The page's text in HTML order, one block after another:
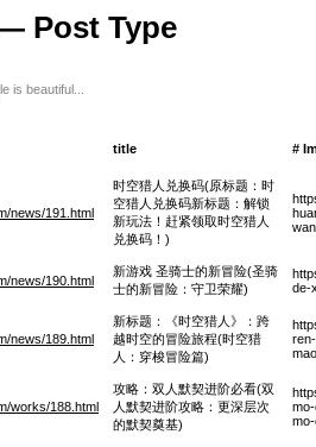
Post Type
is beautiful...
title #
news/191.html
时空猎人兑换码(原标题：时
空猎人兑换码新标题：解锁
新玩法！赶紧领取时空猎人
兑换码！)
news/190.html
新游戏 圣骑士的新冒险(圣骑
士的新冒险：守卫荣耀)
de-
news/189.html
新标题：《时空猎人》：跨
越时空的冒险旅程(时空猎
人：穿梭冒险篇)
works/188.html
攻略：双人默契进阶必看(双
人默契进阶攻略：更深层次
的默契奠基)